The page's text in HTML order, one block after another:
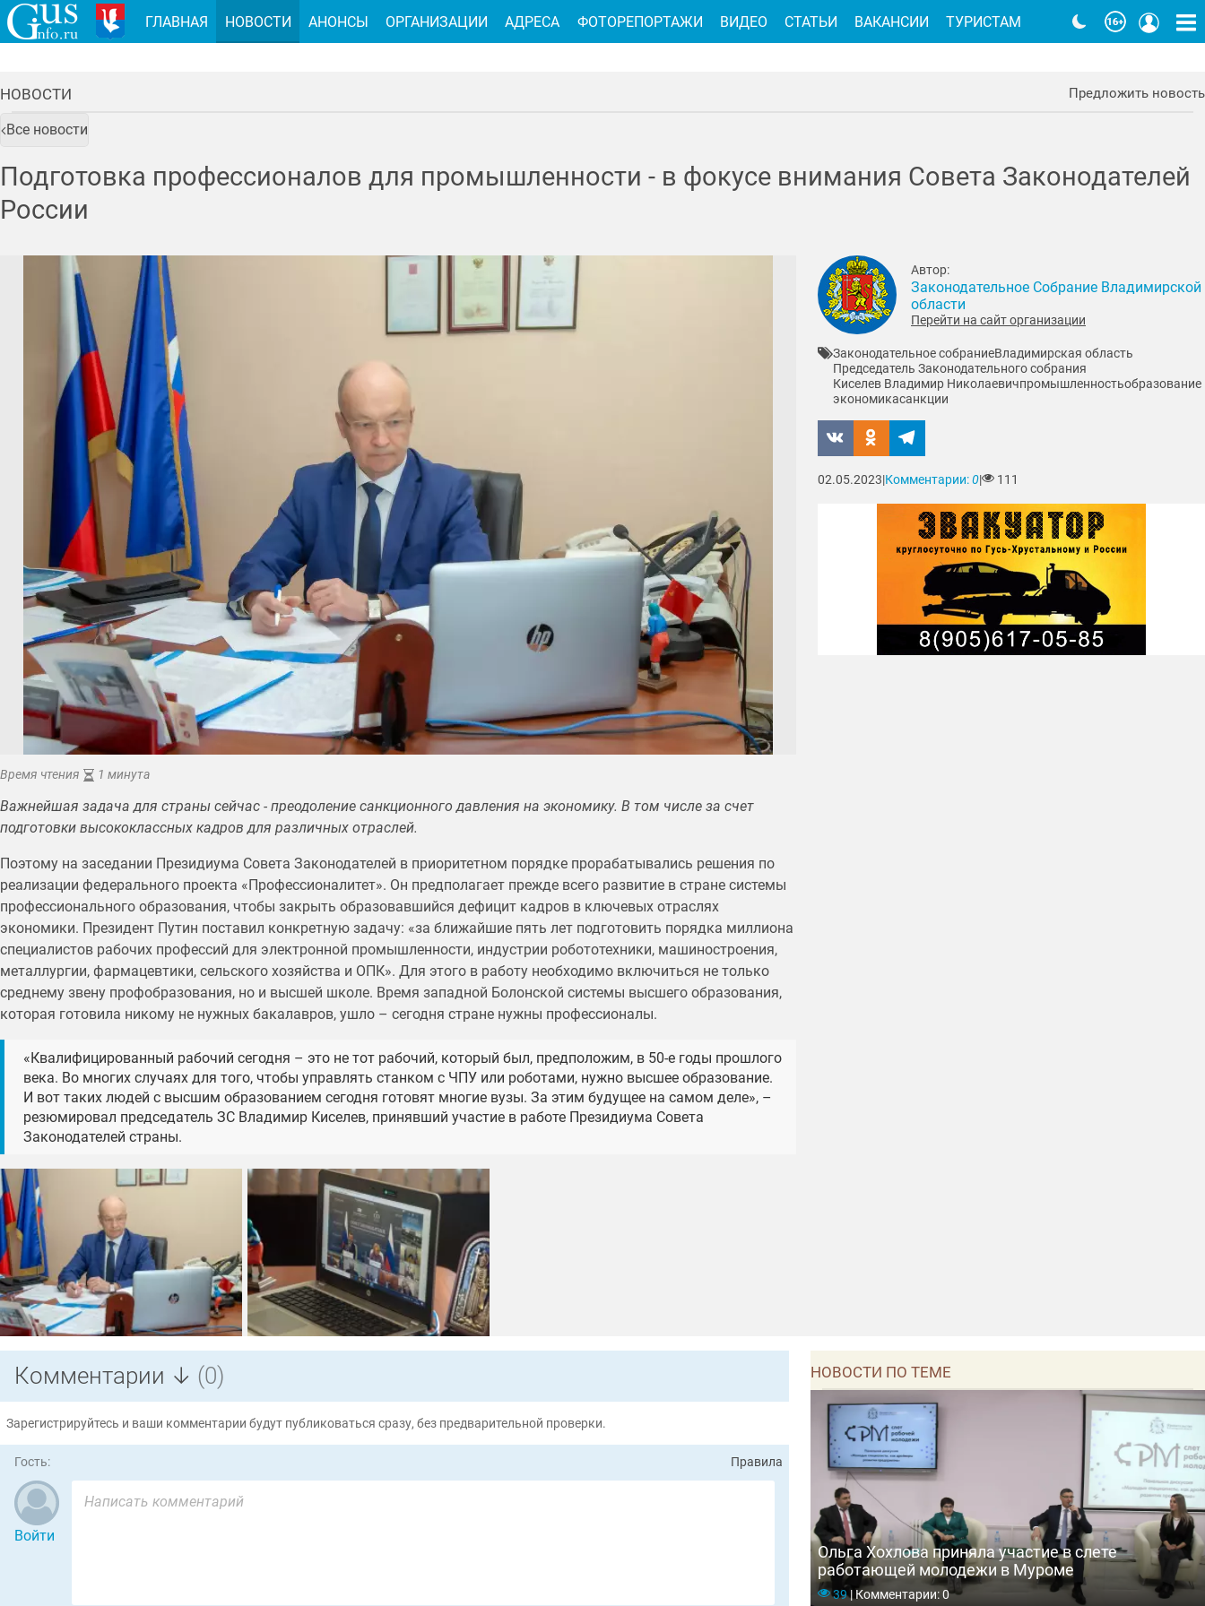
НОВОСТИ Предложить новость
Все новости
Подготовка профессионалов для промышленности - в фокусе внимания Совета Законодателей
России
Время чтения 1 минута
Важнейшая задача для страны сейчас - преодоление санкционного давления на экономику. В том числе за счет
подготовки высококлассных кадров для различных отраслей.
Поэтому на заседании Президиума Совета Законодателей в приоритетном порядке прорабатывались решения по
реализации федерального проекта «Профессионалитет». Он предполагает прежде всего развитие в стране системы
профессионального образования, чтобы закрыть образовавшийся дефицит кадров в ключевых отраслях
экономики. Президент Путин поставил конкретную задачу: «за ближайшие пять лет подготовить порядка миллиона
специалистов рабочих профессий для электронной промышленности, индустрии робототехники, машиностроения,
металлургии, фармацевтики, сельского хозяйства и ОПК». Для этого в работу необходимо включиться не только
среднему звену профобразования, но и высшей школе. Время западной Болонской системы высшего образования,
которая готовила никому не нужных бакалавров, ушло – сегодня стране нужны профессионалы.
«Квалифицированный рабочий сегодня – это не тот рабочий, который был, предположим, в 50-е годы прошлого
века. Во многих случаях для того, чтобы управлять станком с ЧПУ или роботами, нужно высшее образование.
И вот таких людей с высшим образованием сегодня готовят многие вузы. За этим будущее на самом деле», –
резюмировал председатель ЗС Владимир Киселев, принявший участие в работе Президиума Совета
Законодателей страны.
Автор:
Законодательное Собрание Владимирской
области
Перейти на сайт организации
Законодательное собраниеВладимирская область
Председатель Законодательного собрания
Киселeв Владимир Николаевичпромышленностьобразование
экономикасанкции
02.05.2023|Комментарии:0| 111
Комментарии ↓ (0)
Зарегистрируйтесь и ваши комментарии будут публиковаться сразу, без предварительной проверки.
Гость: Правила
Войти
НОВОСТИ ПО ТЕМЕ
Ольга Хохлова приняла участие в слете
работающей молодежи в Муроме
39|Комментарии: 0
ГЛАВНАЯ НОВОСТИ АНОНСЫ ОРГАНИЗАЦИИ АДРЕСА ФОТОРЕПОРТАЖИ ВИДЕО СТАТЬИ ВАКАНСИИ ТУРИСТАМ